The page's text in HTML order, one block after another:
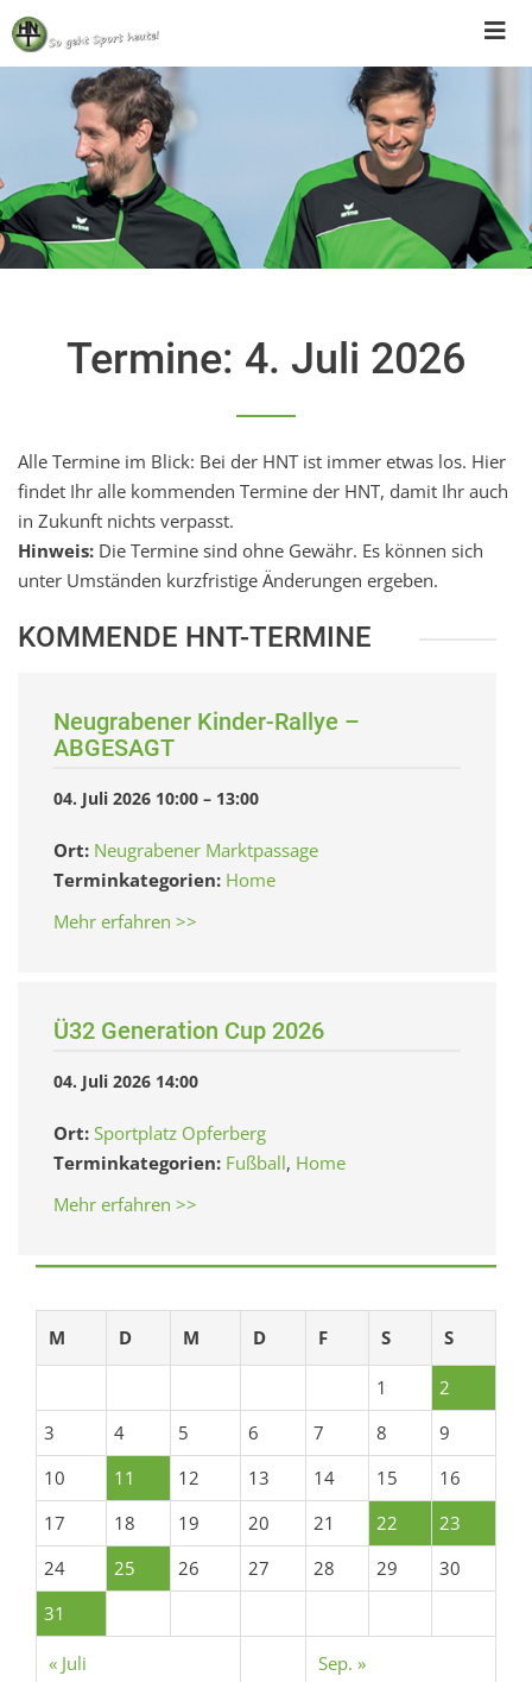
Skip
to
content
Termine: 4. Juli 2026
Alle Termine im Blick: Bei der HNT ist immer etwas los. Hier
findet Ihr alle kommenden Termine der HNT, damit Ihr auch
in Zukunft nichts verpasst.
Hinweis: Die Termine sind ohne Gewähr. Es können sich
unter Umständen kurzfristige Änderungen ergeben.
KOMMENDE HNT-TERMINE
Neugrabener Kinder-Rallye –
ABGESAGT
04. Juli 2026 10:00 – 13:00
Ort: Neugrabener Marktpassage
Terminkategorien: Home
Mehr erfahren >>
Ü32 Generation Cup 2026
04. Juli 2026 14:00
Ort: Sportplatz Opferberg
Terminkategorien: Fußball, Home
Mehr erfahren >>
M D M D F S S
1
2
3
4 5 6 7 8
9
10
11 12 13 14 15
16
17
18 19 20 21 22
23
24
25 26 27 28 29
30
31
« Juli Sep. »